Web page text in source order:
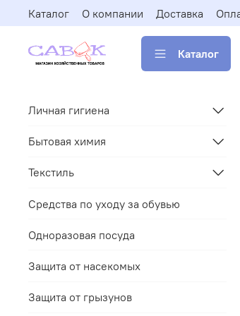
Каталог О компании Доставка
Каталог
Личная гигиена
Бытовая химия
Текстиль
Средства по уходу за обувью
Одноразовая посуда
Защита от насекомых
Защита от грызунов